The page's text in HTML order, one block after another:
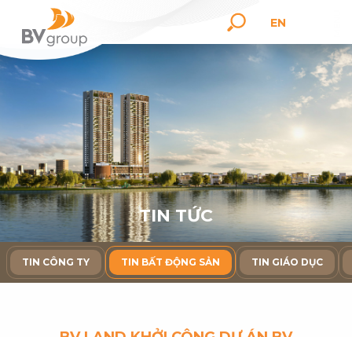
EN
TIN TỨC
TIN CÔNG TY TIN BẤT ĐỘNG SẢN TIN GIÁO DỤC